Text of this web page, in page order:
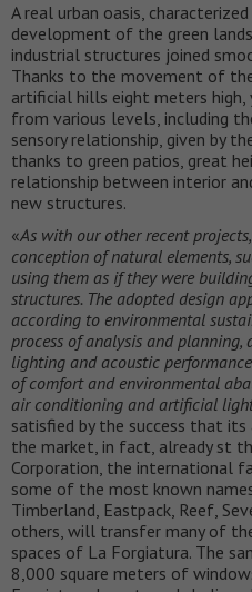
A real urban oasis,
development of the green
industrial structures joined
Thanks to the movement of
artificial hills eight meters high,
from various levels, including
sensory relationship, given by
thanks to green patios, great
relationship between interior
new structures.
«As with our other recent
conception of natural elements,
using them as if they were
structures. The adopted design
according to environmental
process of analysis and planning,
lighting and acoustic
of comfort and environmental
air conditioning and artificial
satisfied by the success that its
the market, in fact, already st
Corporation, the international
some of the most known
Timberland, Eastpack, Reef,
others, will transfer many of
spaces of La Forgiatura. The
8,000 square meters of